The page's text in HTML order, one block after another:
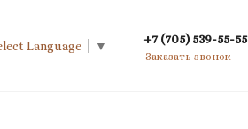
Language ▼
+7 (705) 539-55-55
Заказать звонок